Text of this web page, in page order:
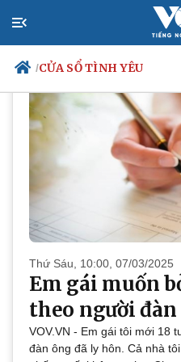
/CỬA SỔ TÌNH YÊU
Chính trị
Tổ chức nhân sự
Nhận diện sự thật
PODCAST Cửa
Thứ Sáu, 10:00, 07/03/2025
Em gái muốn
theo người
VOV.VN - Em gái tôi mới 18
đàn ông đã ly hôn. Cả nhà